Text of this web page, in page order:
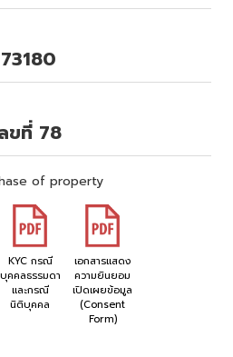
ขที่ 78
of property
KYC กรณี
บุคคลธรรมดา
และกรณี
นิติบุคคล
เอกสารแสดง
ความยินยอม
เปิดเผยข้อมูล
(Consent
Form)